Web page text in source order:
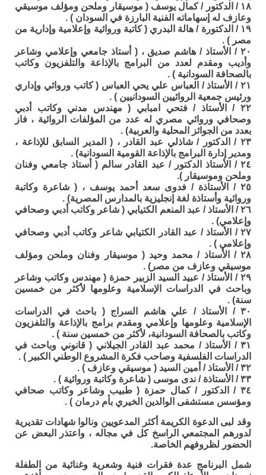
١٨ / الدكتور / كمال يوسف ( موسيقار وملحن ومؤلف موسيقي
وعازف له إسهاماته الفنية البارزة في السودان ) .
١٩ / الدكتورة / هالة البدري ( كاتبة وروائية وإعلامية وإدارية من
مصر ) .
٢٠ / الأستاذ / هاشم صديق ، ( أستاذ جامعي وإعلامي وشاعر
وأديب ومقدم لعدد من البرامج بالإذاعة والتلفزيون وكاتب
بالصحافة السودانية ) .
٢١ / الأستاذ / العباس علي يحي العباس ( كاتب وروائي وإداري
ورئيس جمعية الروائيين السودانيين ) .
٢٢ / الأستاذ / فتحي امبابي ( مهندس مدني وكاتب أدبي
وصحافي وروائي مصري له عدد من المؤلفات الروائية ، فاز
بعدد من الجوائز المحلية والعربية) .
٢٣ / الدكتور / شاذلي عبد القادر ، ( المدير السابق للإذاعة ،
ومدير إدارة البرامج بالإذاعة القومية السودانية) .
٢٤ / الأستاذ الدكتور / عبد القادر سالم ( أستاذ جامعي وفنان
وملحن وموسيقار ).
٢٥ / الأستاذة / فدوى سعد أحمد يوسف ، ( شاعرة وكاتبة
وروائية وأستاذة لغة إنجليزية بالمدارس المصرية) .
٢٦ / الأستاذ / عبد المنعم الكتيابي ( شاعر وكاتب أدبي وصحافي
وإعلامي) .
٢٧ / الأستاذ / عبد القادر الكتيابي شاعر وكاتب أدبي وصحافي
وإعلامي ) .
٢٨ / الأستاذ / محمد وحيد ( موسيقار وفنان وملحن ومؤلف
موسيقي وعازف من مصر) .
٢٩ / الأستاذ / عبيد السيد الزبير حمزة ( مهندس وكاتب وشاعر
وباحث في الدراسات الإسلامية وعلومها لأكثر من خمسين
سنة) .
٣٠ / الأستاذ / علي هاشم السراج ( باحث في الدراسات
الإسلامية وعلومها وإعلامي ومقدم برامج بالإذاعة والتلفزيون
وكاتب بالصحافة السودانية، لأكثر من خمسين سنة ) .
٣١ / الأستاذ / محمد عبد القادر الجيلاني ( قانوني وباحث في
الدراسات الفلسفية وصاحب فكرة المشروع الوطني الكبير ) .
٣٢ / الأستاذ / أمين السيد ( موسيقي وعازف ) .
٣٣ / الأستاذة / ندى موسى ( شاعرة وكاتبة وروائية ) .
٣٤ / الدكتور / كمال حمزة ( طبيب وشاعر وكاتب صحافي
ومؤسس مستشفى الوالدين الخيري بأم درمان ) .
وقد لبى الدعوة الكريمة أكثر المدعويين ونالوا شهادات تقديرية
لدورهم المجتمعي الراسخ كل في مجاله ، واعتذر البعض عن
الحضور لظروفهم الخاصة.
شمل البرنامج عدة فقرات فنية وشعرية وغنائية من الطفلة